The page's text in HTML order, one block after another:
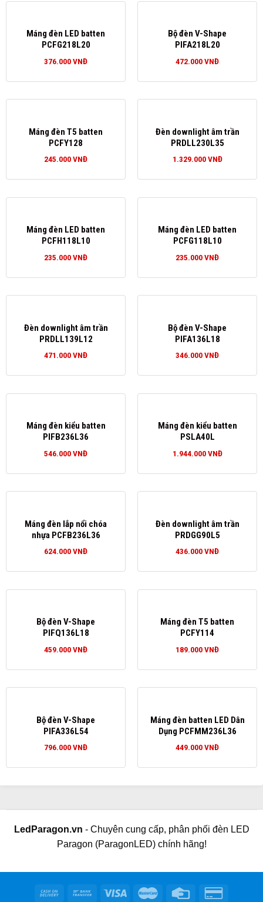
Máng đèn LED batten
PCFG218L20
376.000VNĐ
Bộ đèn V-Shape
PIFA218L20
472.000VNĐ
Máng đèn T5 batten
PCFY128
245.000VNĐ
Đèn downlight âm trần
PRDLL230L35
1.329.000VNĐ
Máng đèn LED batten
PCFH118L10
235.000VNĐ
Máng đèn LED batten
PCFG118L10
235.000VNĐ
Đèn downlight âm trần
PRDLL139L12
471.000VNĐ
Bộ đèn V-Shape
PIFA136L18
346.000VNĐ
Máng đèn kiểu batten
PIFB236L36
546.000VNĐ
Máng đèn kiểu batten
PSLA40L
1.944.000VNĐ
Máng đèn lắp nổi chóa
nhựa PCFB236L36
624.000VNĐ
Đèn downlight âm trần
PRDGG90L5
436.000VNĐ
Bộ đèn V-Shape
PIFQ136L18
459.000VNĐ
Máng đèn T5 batten
PCFY114
189.000VNĐ
Bộ đèn V-Shape
PIFA336L54
796.000VNĐ
Máng đèn batten LED Dân
Dụng PCFMM236L36
449.000VNĐ
LedParagon.vn - Chuyên cung cấp, phân phối đèn LED
Paragon (ParagonLED) chính hãng!